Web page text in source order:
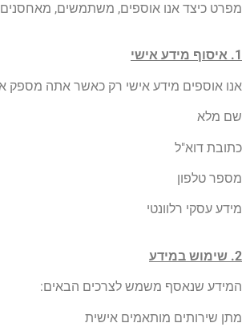
מפרט כיצד אנו אוספים, משתמשים, מאחסנים
1. איסוף מידע אישי
אנו אוספים מידע אישי רק כאשר אתה מספק
שם מלא
כתובת דוא"ל
מספר טלפון
מידע עסקי רלוונטי
2. שימוש במידע
המידע שנאסף משמש לצרכים הבאים:
מתן שירותים מותאמים אישית